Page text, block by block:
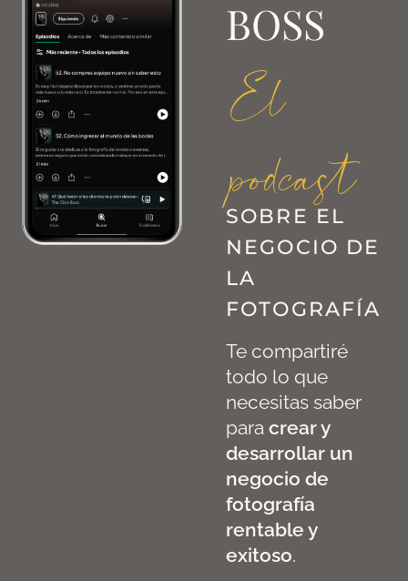
BOSS
El
podcast
SOBRE EL
NEGOCIO DE
LA
FOTOGRAFÍA
Te compartiré
todo lo que
necesitas saber
para crear y
desarrollar un
negocio de
fotografía
rentable y
exitoso.